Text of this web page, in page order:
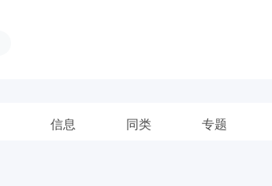
信息 同类 专题